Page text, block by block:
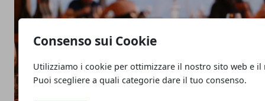
Consenso sui Cookie
Utilizziamo i cookie per ottimizzare il nostro sito web e il
Puoi scegliere a quali categorie dare il tuo consenso.